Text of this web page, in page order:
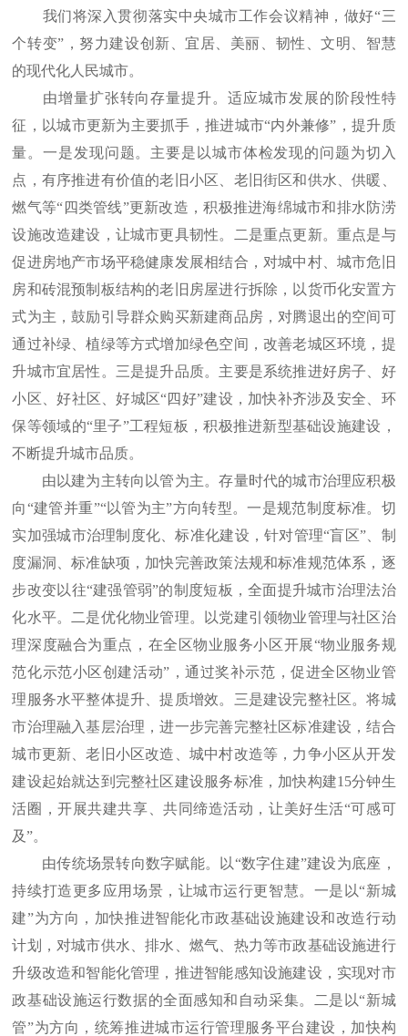
我们将深入贯彻落实中央城市工作会议精神，做好“三
个转变”，努力建设创新、宜居、美丽、韧性、文明、智慧
的现代化人民城市。
由增量扩张转向存量提升。适应城市发展的阶段性特
征，以城市更新为主要抓手，推进城市“内外兼修”，提升质
量。一是发现问题。主要是以城市体检发现的问题为切入
点，有序推进有价值的老旧小区、老旧街区和供水、供暖、
燃气等“四类管线”更新改造，积极推进海绵城市和排水防涝
设施改造建设，让城市更具韧性。二是重点更新。重点是与
促进房地产市场平稳健康发展相结合，对城中村、城市危旧
房和砖混预制板结构的老旧房屋进行拆除，以货币化安置方
式为主，鼓励引导群众购买新建商品房，对腾退出的空间可
通过补绿、植绿等方式增加绿色空间，改善老城区环境，提
升城市宜居性。三是提升品质。主要是系统推进好房子、好
小区、好社区、好城区“四好”建设，加快补齐涉及安全、环
保等领域的“里子”工程短板，积极推进新型基础设施建设，
不断提升城市品质。
由以建为主转向以管为主。存量时代的城市治理应积极
向“建管并重”“以管为主”方向转型。一是规范制度标准。切
实加强城市治理制度化、标准化建设，针对管理“盲区”、制
度漏洞、标准缺项，加快完善政策法规和标准规范体系，逐
步改变以往“建强管弱”的制度短板，全面提升城市治理法治
化水平。二是优化物业管理。以党建引领物业管理与社区治
理深度融合为重点，在全区物业服务小区开展“物业服务规
范化示范小区创建活动”，通过奖补示范，促进全区物业管
理服务水平整体提升、提质增效。三是建设完整社区。将城
市治理融入基层治理，进一步完善完整社区标准建设，结合
城市更新、老旧小区改造、城中村改造等，力争小区从开发
建设起始就达到完整社区建设服务标准，加快构建15分钟生
活圈，开展共建共享、共同缔造活动，让美好生活“可感可
及”。
由传统场景转向数字赋能。以“数字住建”建设为底座，
持续打造更多应用场景，让城市运行更智慧。一是以“新城
建”为方向，加快推进智能化市政基础设施建设和改造行动
计划，对城市供水、排水、燃气、热力等市政基础设施进行
升级改造和智能化管理，推进智能感知设施建设，实现对市
政基础设施运行数据的全面感知和自动采集。二是以“新城
管”为方向，统筹推进城市运行管理服务平台建设，加快构